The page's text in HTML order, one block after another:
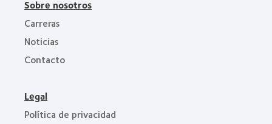
Sobre nosotros
Carreras
Noticias
Contacto
Legal
Política de privacidad